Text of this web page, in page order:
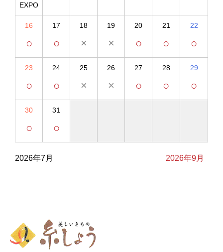
EXPO
16
○
17
○
18
×
19
×
20
○
21
○
22
○
23
○
24
○
25
×
26
×
27
○
28
○
29
○
30
○
31
○
2026年7月 2026年9月